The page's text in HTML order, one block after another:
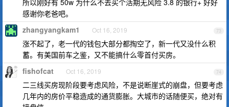
所以刚好有 50w 为什么不去买个活期无风险 3.8 的银行+ 好好
感谢你老爸吧。
73
zhangyangkam1 Oct 16, 2019
涨不起了，老一代的钱包大部分都掏空了，新一代又没什么积
蓄。有美国前车之鉴，又不能搞什么零首付买房。
74
fishofcat Oct 16, 2019
二三线买房现阶段要考虑风险，不是说断崖式的崩盘，但要考虑
几年内的房价平稳造成的通货膨胀。大城市的话随便买，绝对有